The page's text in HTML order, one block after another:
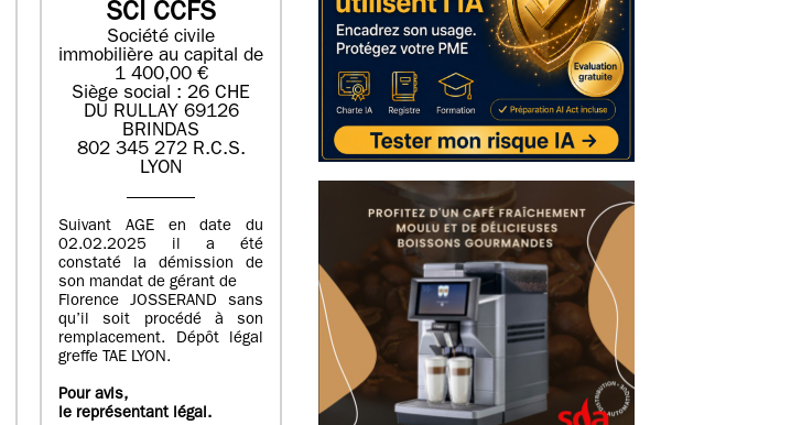
SCI CCFS
Société civile
immobilière au capital de
1 400,00 €
Siège social : 26 CHE
DU RULLAY 69126
BRINDAS
802 345 272 R.C.S.
LYON
Suivant AGE en date du
02.02.2025 il a été
constaté la démission de
son mandat de gérant de
Florence JOSSERAND sans
qu’il soit procédé à son
remplacement. Dépôt légal
greffe TAE LYON.
Pour avis,
le représentant légal.